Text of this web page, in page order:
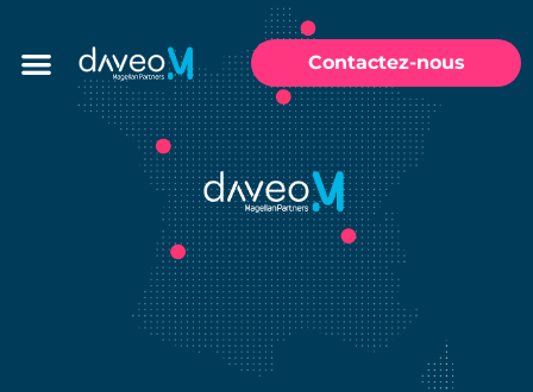
Contactez-nous